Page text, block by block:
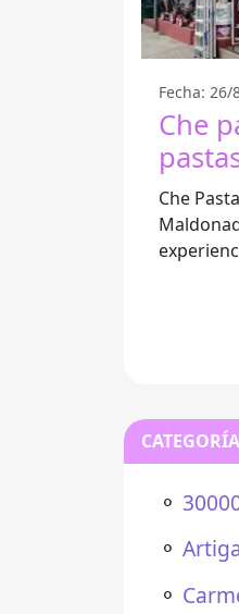
Fecha: 26/
Che
Che
Maldonado Si estás en busca
⚬
⚬
⚬